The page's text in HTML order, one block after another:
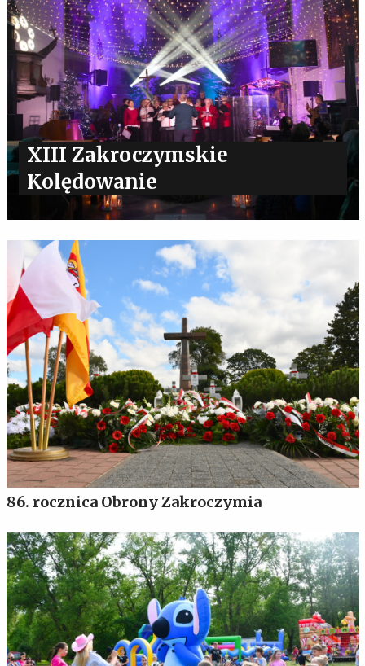
XIII Zakroczymskie
Kolędowanie
86. rocznica Obrony Zakroczymia